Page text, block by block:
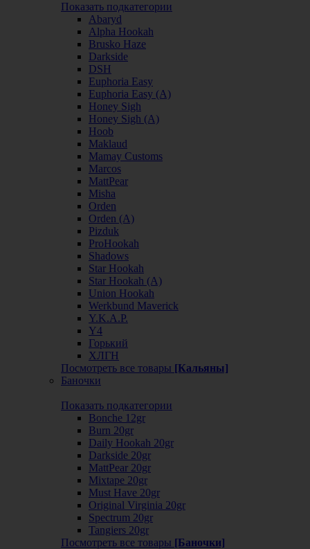
Показать подкатегории
Abaryd
Alpha Hookah
Brusko Haze
Darkside
DSH
Euphoria Easy
Euphoria Easy (А)
Honey Sigh
Honey Sigh (А)
Hoob
Maklaud
Mamay Customs
Marcos
MattPear
Misha
Orden
Orden (А)
Pizduk
ProHookah
Shadows
Star Hookah
Star Hookah (А)
Union Hookah
Werkbund Maverick
Y.K.A.P.
Y4
Горький
ХЛГН
Посмотреть все товары [Кальяны]
Баночки
Показать подкатегории
Bonche 12gr
Burn 20gr
Daily Hookah 20gr
Darkside 20gr
MattPear 20gr
Mixtape 20gr
Must Have 20gr
Original Virginia 20gr
Spectrum 20gr
Tangiers 20gr
Посмотреть все товары [Баночки]